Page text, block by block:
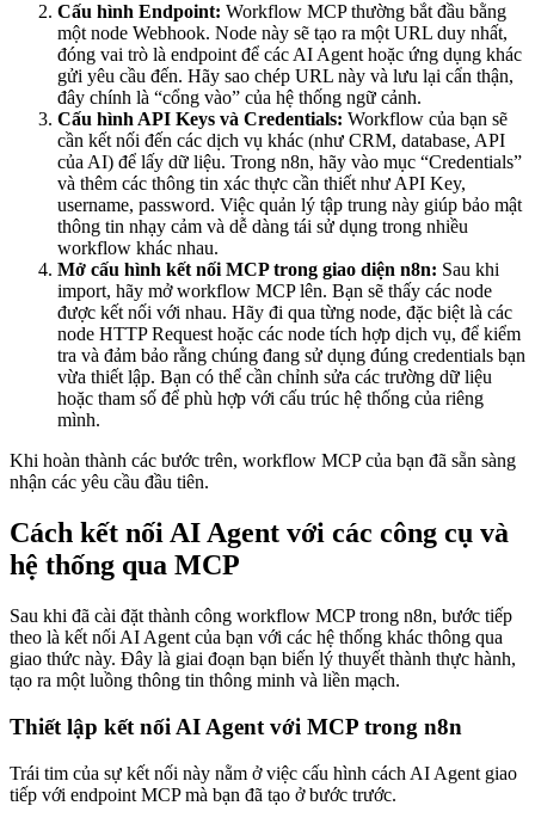
Cấu hình Endpoint: Workflow MCP thường bắt đầu bằng
một node Webhook. Node này sẽ tạo ra một URL duy nhất,
đóng vai trò là endpoint để các AI Agent hoặc ứng dụng khác
gửi yêu cầu đến. Hãy sao chép URL này và lưu lại cẩn thận,
đây chính là “cổng vào” của hệ thống ngữ cảnh.
Cấu hình API Keys và Credentials: Workflow của bạn sẽ
cần kết nối đến các dịch vụ khác (như CRM, database, API
của AI) để lấy dữ liệu. Trong n8n, hãy vào mục “Credentials”
và thêm các thông tin xác thực cần thiết như API Key,
username, password. Việc quản lý tập trung này giúp bảo mật
thông tin nhạy cảm và dễ dàng tái sử dụng trong nhiều
workflow khác nhau.
Mở cấu hình kết nối MCP trong giao diện n8n: Sau khi
import, hãy mở workflow MCP lên. Bạn sẽ thấy các node
được kết nối với nhau. Hãy đi qua từng node, đặc biệt là các
node HTTP Request hoặc các node tích hợp dịch vụ, để kiểm
tra và đảm bảo rằng chúng đang sử dụng đúng credentials bạn
vừa thiết lập. Bạn có thể cần chỉnh sửa các trường dữ liệu
hoặc tham số để phù hợp với cấu trúc hệ thống của riêng
mình.
Khi hoàn thành các bước trên, workflow MCP của bạn đã sẵn sàng
nhận các yêu cầu đầu tiên.
Cách kết nối AI Agent với các công cụ và
hệ thống qua MCP
Sau khi đã cài đặt thành công workflow MCP trong n8n, bước tiếp
theo là kết nối AI Agent của bạn với các hệ thống khác thông qua
giao thức này. Đây là giai đoạn bạn biến lý thuyết thành thực hành,
tạo ra một luồng thông tin thông minh và liền mạch.
Thiết lập kết nối AI Agent với MCP trong n8n
Trái tim của sự kết nối này nằm ở việc cấu hình cách AI Agent giao
tiếp với endpoint MCP mà bạn đã tạo ở bước trước.